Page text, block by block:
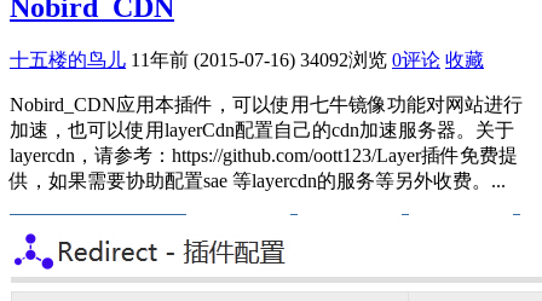
Nobird_CDN
十五楼的鸟儿 11年前 (2015-07-16) 34092浏览 0评论 收藏
Nobird_CDN应用本插件，可以使用七牛镜像功能对网站进行
加速，也可以使用layerCdn配置自己的cdn加速服务器。关于
layercdn，请参考：https://github.com/oott123/Layer插件免费提
供，如果需要协助配置sae 等layercdn的服务等另外收费。...